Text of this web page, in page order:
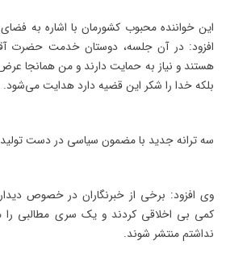
این خواننده محبوب کشورمان با اشاره به
افزود: در آن جلسه، دوستان خدمت حضرت آقا
هستند و نیاز به حمایت دارند و من همان‏جا
بلکه خدا را شکر این قضیه دارد هدایت می‌شود.
سه ترانه جدید با مضمون سیاسی در دست تولید
وی افزود: برخی از خبرنگاران در خصوص
کمی بی اخلاقی کردند و یک سری مطالبی
نداشتم منتشر شوند.